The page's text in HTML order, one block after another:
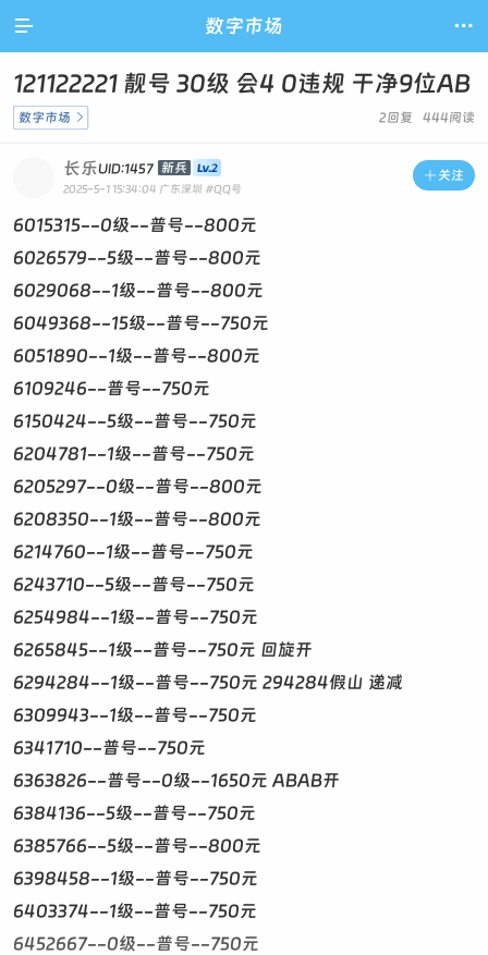
 数字市场 
121122221 靓号 30级 会4 0违规 干净9位AB
2回复 444阅读
数字市场 
 关注
长乐UID:1457 新兵
2025-5-1 15:34:04 广东深圳 #QQ号
6015315--0级--普号--800元
6026579--5级--普号--800元
6029068--1级--普号--800元
6049368--15级--普号--750元
6051890--1级--普号--800元
6109246--普号--750元
6150424--5级--普号--750元
6204781--1级--普号--750元
6205297--0级--普号--800元
6208350--1级--普号--800元
6214760--1级--普号--750元
6243710--5级--普号--750元
6254984--1级--普号--750元
6265845--1级--普号--750元 回旋开
6294284--1级--普号--750元 294284假山 递减
6309943--1级--普号--750元
6341710--普号--750元
6363826--普号--0级--1650元 ABAB开
6384136--5级--普号--750元
6385766--5级--普号--800元
6398458--1级--普号--750元
6403374--1级--普号--750元
6452667--0级--普号--750元